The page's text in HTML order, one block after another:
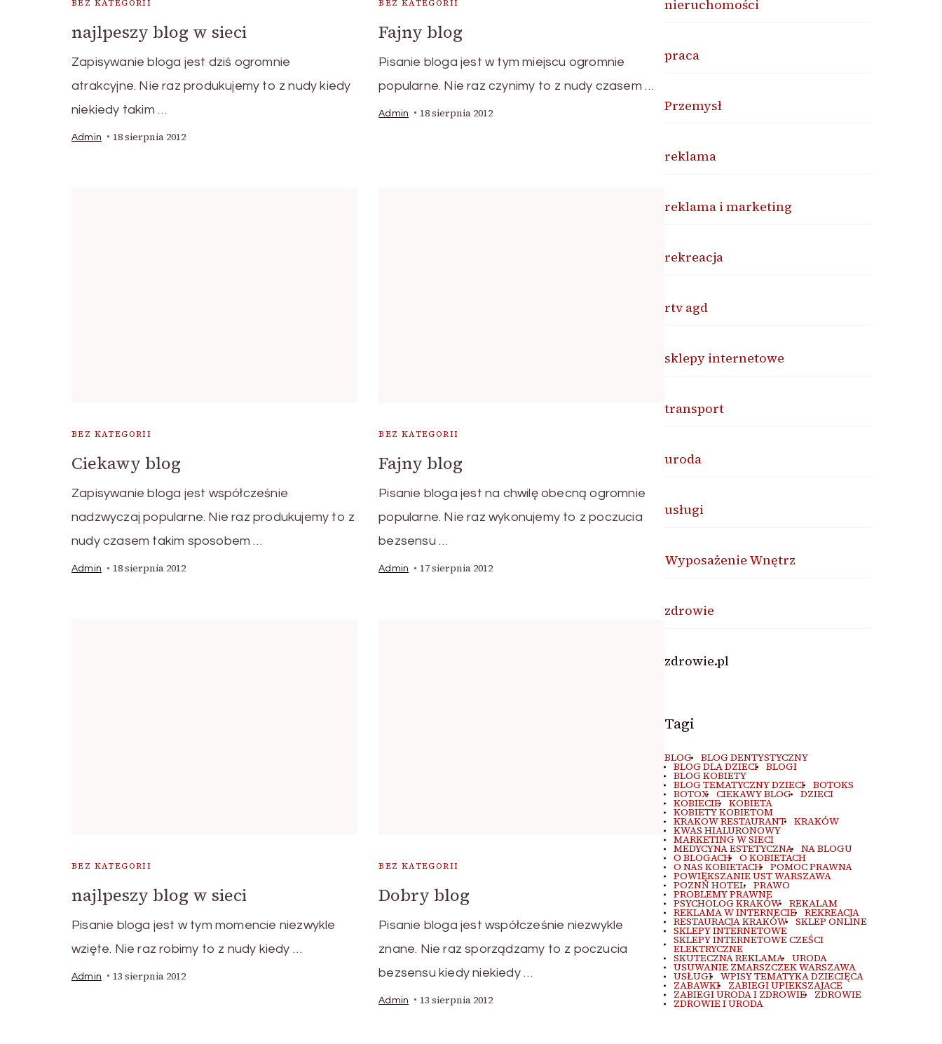
BEZ KATEGORII
najlpeszy blog w sieci
Zapisywanie bloga jest dziś ogromnie
atrakcyjne. Nie raz produkujemy to z nudy kiedy
niekiedy takim …
Admin 18 sierpnia 2012
BEZ KATEGORII
Fajny blog
Pisanie bloga jest w tym miejscu ogromnie
popularne. Nie raz czynimy to z nudy czasem …
Admin 18 sierpnia 2012
BEZ KATEGORII
Ciekawy blog
Zapisywanie bloga jest współcześnie
nadzwyczaj popularne. Nie raz produkujemy to z
nudy czasem takim sposobem …
Admin 18 sierpnia 2012
BEZ KATEGORII
Fajny blog
Pisanie bloga jest na chwilę obecną ogromnie
popularne. Nie raz wykonujemy to z poczucia
bezsensu …
Admin 17 sierpnia 2012
BEZ KATEGORII
najlpeszy blog w sieci
Pisanie bloga jest w tym momencie niezwykle
wzięte. Nie raz robimy to z nudy kiedy …
Admin 13 sierpnia 2012
BEZ KATEGORII
Dobry blog
Pisanie bloga jest współcześnie niezwykle
znane. Nie raz sporządzamy to z poczucia
bezsensu kiedy niekiedy …
Admin 13 sierpnia 2012
nieruchomości
praca
Przemysł
reklama
reklama i marketing
rekreacja
rtv agd
sklepy internetowe
transport
uroda
usługi
Wyposażenie Wnętrz
zdrowie
zdrowie.pl
Tagi
BLOG BLOG DENTYSTYCZNY
BLOG DLA DZIECI BLOGI
BLOG KOBIETY
BLOG TEMATYCZNY DZIECI BOTOKS
BOTOX CIEKAWY BLOG DZIECI
KOBIECIE KOBIETA
KOBIETY KOBIETOM
KRAKOW RESTAURANT KRAKÓW
KWAS HIALURONOWY
MARKETING W SIECI
MEDYCYNA ESTETYCZNA NA BLOGU
O BLOGACH O KOBIETACH
O NAS KOBIETACH POMOC PRAWNA
POWIĘKSZANIE UST WARSZAWA
POZNŃ HOTEL PRAWO
PROBLEMY PRAWNE
PSYCHOLOG KRAKÓW REKALAM
REKLAMA W INTERNECIE REKREACJA
RESTAURACJA KRAKÓW SKLEP ONLINE
SKLEPY INTERNETOWE
SKLEPY INTERNETOWE CZEŚCI
ELEKTRYCZNE
SKUTECZNA REKLAMA URODA
USUWANIE ZMARSZCZEK WARSZAWA
USŁUGI WPISY TEMATYKA DZIECIĘCA
ZABAWKI ZABIEGI UPIEKSZAJACE
ZABIEGI URODA I ZDROWIE ZDROWIE
ZDROWIE I URODA